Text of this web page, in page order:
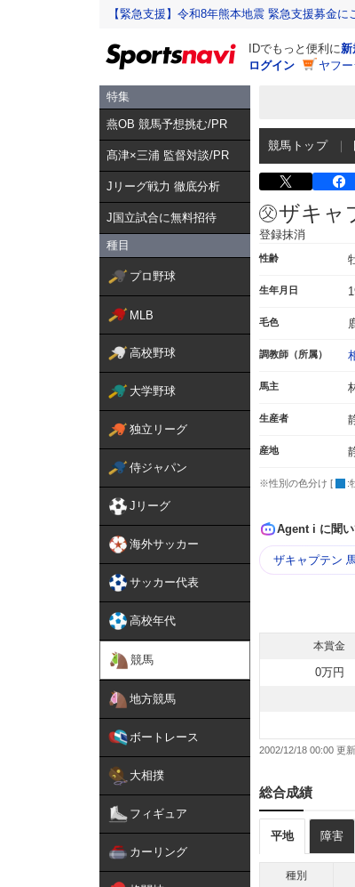
【緊急支援】令和8年熊本地震 緊急支援募金に
IDでもっと便利に新
ログイン
ヤフ
特集
燕OB 競馬予想挑む/PR
髙津×三浦 監督対談/PR
Jリーグ戦力 徹底分析
J国立試合に無料招待
種目
プロ野球
MLB
高校野球
大学野球
独立リーグ
侍ジャパン
Jリーグ
海外サッカー
サッカー代表
高校年代
競馬
地方競馬
ボートレース
大相撲
フィギュア
カーリング
競馬トップ
ザキャ
登録抹消
性齢
生年月日
毛色
調教師（所属）
馬主
生産者
産地
※性別の色分け [ :
Agent i に聞い
ザキャプテン
本賞金
0万円
2002/12/18 00:00
総合成績
平地 障害
種別